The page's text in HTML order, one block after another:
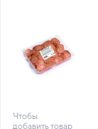
Чтобы
добавить товар